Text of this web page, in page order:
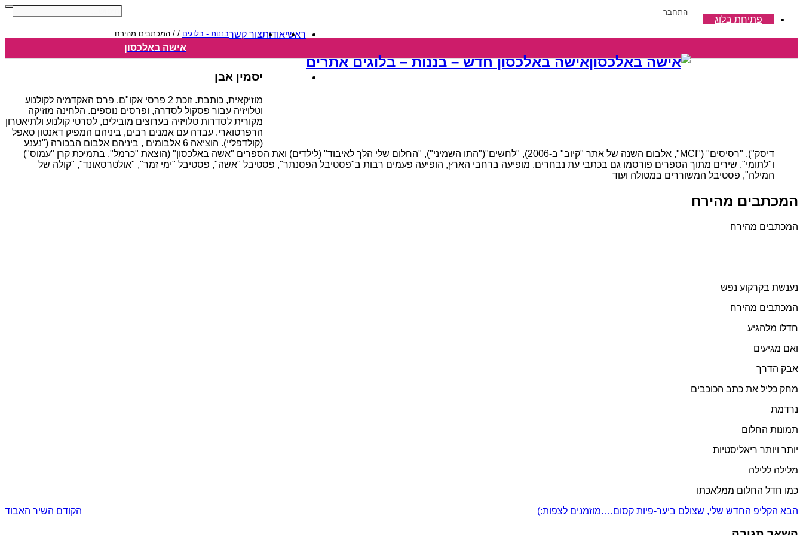
פתיחת בלוג
התחבר
אישה באלכסון חדש – בננות – בלוגים אתרים
ראשיאודותצור קשרבננות - בלוגים /
/ המכתבים מהירח
אישה באלכסון
יסמין אבן
מוזיקאית, כותבת. זוכת 2 פרסי אקו"ם, פרס האקדמיה לקולנוע
וטלויזיה עבור פסקול לסדרה, ופרסים נוספים. הלחינה מוזיקה
מקורית לסדרות טלויזיה בערוצים מובילים, לסרטי קולנוע ולתיאטרון
הרפרטוארי. עבדה עם אמנים רבים, ביניהם המפיק דאנטון סאפל
(קולדפליי). הוציאה 6 אלבומים , ביניהם אלבום הבכורה ("נענע
דיסק"), "רסיסים" ("MCI", אלבום השנה של אתר "קיוב" ב-2006), "לחשים"("התו השמיני"), "החלום שלי הלך לאיבוד" (לילדים) ואת הספרים "אשה באלכסון" (הוצאת "כרמל", בתמיכת קרן "עמוס")
ו"לתומי". שירים מתוך הספרים פורסמו גם בכתבי עת נבחרים. מופיעה ברחבי הארץ, הופיעה פעמים רבות ב"פסטיבל הפסנתר", פסטיבל "אשה", פסטיבל "ימי זמר", "אולטרסאונד", "קולה של
המילה", פסטיבל המשוררים במטולה ועוד
המכתבים מהירח
המכתבים מהירח
נענשת בקרקוע נפש
המכתבים מהירח
חדלו מלהגיע
ואם מגיעים
אבק הדרך
מחק כליל את כתב הכוכבים
נרדמת
תמונות החלום
יותר ויותר ריאליסטיות
מלילה ללילה
כמו חדל החלום ממלאכתו
הקודם השיר האבוד הבא הקליפ החדש שלי, שצולם ביער-פיות קסום….מוזמנים לצפות:)